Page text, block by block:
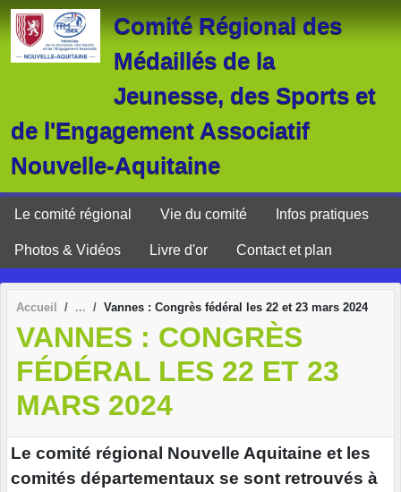
Comité Régional des
Médaillés de la
Jeunesse, des Sports et
de l'Engagement Associatif
Nouvelle-Aquitaine
Le comité régional Vie du comité Infos pratiques
Photos & Vidéos Livre d'or Contact et plan
Accueil Vannes : Congrès fédéral les 22 et 23 mars 2024
VANNES : CONGRÈS
FÉDÉRAL LES 22 ET 23
MARS 2024
Le comité régional Nouvelle Aquitaine et les
comités départementaux se sont retrouvés à
Panneau de gestion des cookies